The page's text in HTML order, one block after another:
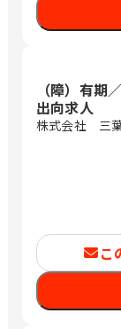
（障）有期
出向求人
株式会社 三
こ